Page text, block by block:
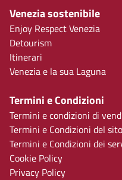
Venezia sostenibile
Enjoy Respect Venezia
Detourism
Itinerari
Venezia e la sua Laguna
Termini e Condizioni
Termini e condizioni di
Termini e Condizioni del sito
Termini e Condizioni dei
Cookie Policy
Privacy Policy